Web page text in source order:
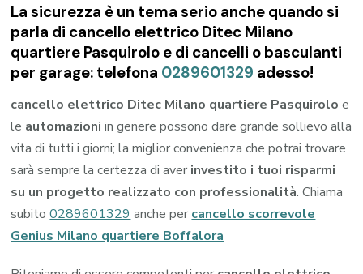
La sicurezza è un tema serio anche quando si
parla di cancello elettrico Ditec Milano
quartiere Pasquirolo e di cancelli o basculanti
per garage: telefona 0289601329 adesso!
cancello elettrico Ditec Milano quartiere Pasquirolo e
le automazioni in genere possono dare grande sollievo alla
vita di tutti i giorni; la miglior convenienza che potrai trovare
sarà sempre la certezza di aver investito i tuoi risparmi
su un progetto realizzato con professionalità. Chiama
subito0289601329 anche per cancello scorrevole
Genius Milano quartiere Boffalora